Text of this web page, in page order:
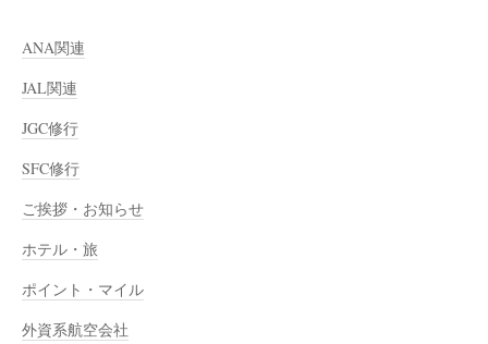
ANA関連
JAL関連
JGC修行
SFC修行
ご挨拶・お知らせ
ホテル・旅
ポイント・マイル
外資系航空会社